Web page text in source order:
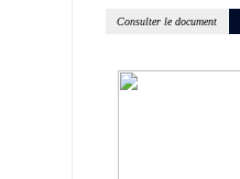
Consulter le document